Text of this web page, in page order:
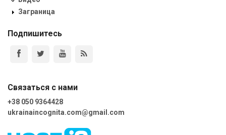
Заграница
Подпишитесь
Связаться с нами
+38 050 9364428
ukrainaincognita.com@gmail.com